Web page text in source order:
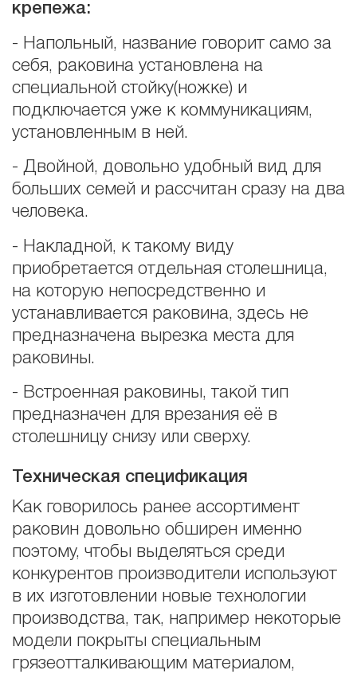
крепежа:
- Напольный, название говорит само за
себя, раковина установлена на
специальной стойку(ножке) и
подключается уже к коммуникациям,
установленным в ней.
- Двойной, довольно удобный вид для
больших семей и рассчитан сразу на два
человека.
- Накладной, к такому виду
приобретается отдельная столешница,
на которую непосредственно и
устанавливается раковина, здесь не
предназначена вырезка места для
раковины.
- Встроенная раковины, такой тип
предназначен для врезания её в
столешницу снизу или сверху.
Техническая спецификация
Как говорилось ранее ассортимент
раковин довольно обширен именно
поэтому, чтобы выделяться среди
конкурентов производители используют
в их изготовлении новые технологии
производства, так, например некоторые
модели покрыты специальным
грязеотталкивающим материалом,